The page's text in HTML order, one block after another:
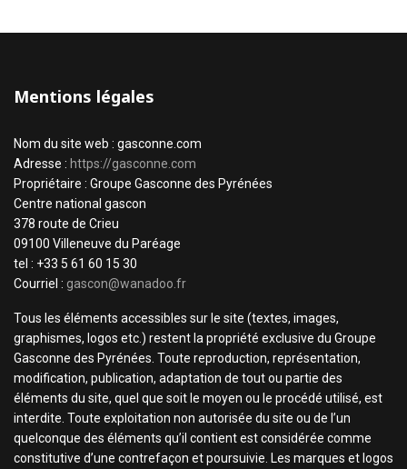
Mentions légales
Nom du site web : gasconne.com
Adresse : https://gasconne.com
Propriétaire : Groupe Gasconne des Pyrénées
Centre national gascon
378 route de Crieu
09100 Villeneuve du Paréage
tel : +33 5 61 60 15 30
Courriel : gascon@wanadoo.fr
Tous les éléments accessibles sur le site (textes, images,
graphismes, logos etc.) restent la propriété exclusive du Groupe
Gasconne des Pyrénées. Toute reproduction, représentation,
modification, publication, adaptation de tout ou partie des
éléments du site, quel que soit le moyen ou le procédé utilisé, est
interdite. Toute exploitation non autorisée du site ou de l’un
quelconque des éléments qu’il contient est considérée comme
constitutive d’une contrefaçon et poursuivie. Les marques et logos